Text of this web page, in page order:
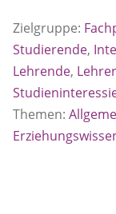
Zielgruppe:
Studierende,
Lehrende,
Themen: